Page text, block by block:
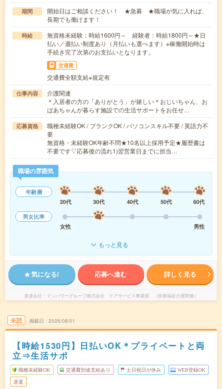
期間
開始日はご相談ください！ ★急募 ★職場が気に入れば、
長期でも働けます！
時給
無資格未経験：時給1600円～ 経験者：時給1800円～★日
払い／週払い制度あり（月払いも選べます）※稼働開始時は
手続き完了次第のお支払いとなります。
交通費
交通費全額支給※規定有
仕事内容
介護関連
＊入居者の方の「ありがとう」が嬉しい＊おじいちゃん、お
ばあちゃんが暮らす施設での生活サポートをお任せ…
応募資格
職種未経験OK / ブランクOK / パソコンスキル不要 / 英語力不
要
無資格・未経験OK年齢不問★10名以上採用予定★履歴書は
不要です▽応募後の流れ1)翌営業日までに担当…
職場の雰囲気
年齢層
20代
30代 40代 50代
60代
男女比率
女性
男性
もっと見る
気になる! 応募へ進む 詳しく見る
派遣会社 マンパワーグループ株式会社 ケアサービス事業部 （医療福祉介護関連）
未読 掲載日 2026/08/01
【時給1530円】日払いOK＊プライベートと両
立⇒生活サポ
職種未経験OK 交通費別途支給あり 土日祝日が休み WEB登録OK
派遣